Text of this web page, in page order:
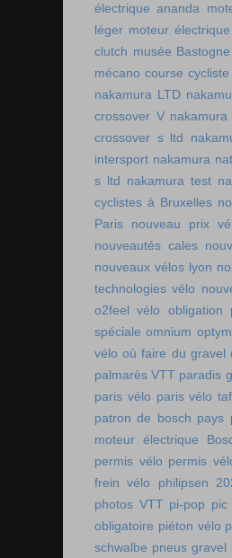
électrique ananda
léger moteur
clutch musée Bastogne
mécano course cycliste
nakamura LTD
crossover V
crossover s ltd
intersport nakamura
s ltd nakamura test
cyclistes à Bruxelles
Paris
nouveau prix
nouveautés cales
nouveaux vélos lyon
technologies vélo
o2feel vélo
obligation
spéciale omnium
vélo où faire du gravel
palmarès VTT paradis
paris vélo paris vélo taf
patron de bosch pays
moteur électrique
permis vélo permis
frein vélo
philipsen
photos VTT pi-pop pic
obligatoire piéton vélo
schwalbe pneus gravel